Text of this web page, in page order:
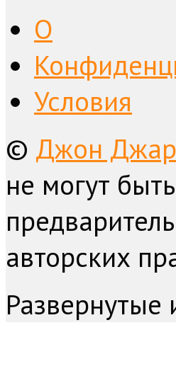
О
Условия
© Джон
не могут
авторских